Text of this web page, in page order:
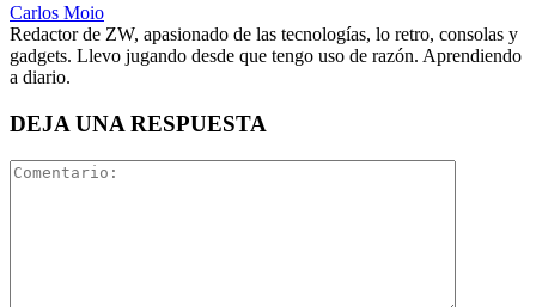
Carlos Moio
Redactor de ZW, apasionado de las tecnologías, lo retro, consolas y
gadgets. Llevo jugando desde que tengo uso de razón. Aprendiendo
a diario.
DEJA UNA RESPUESTA